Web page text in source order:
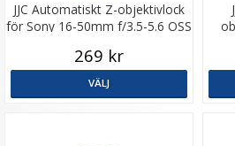
JJC Automatiskt Z-objektivlock
för Sony 16-50mm f/3.5-5.6 OSS
269 kr
VÄLJ